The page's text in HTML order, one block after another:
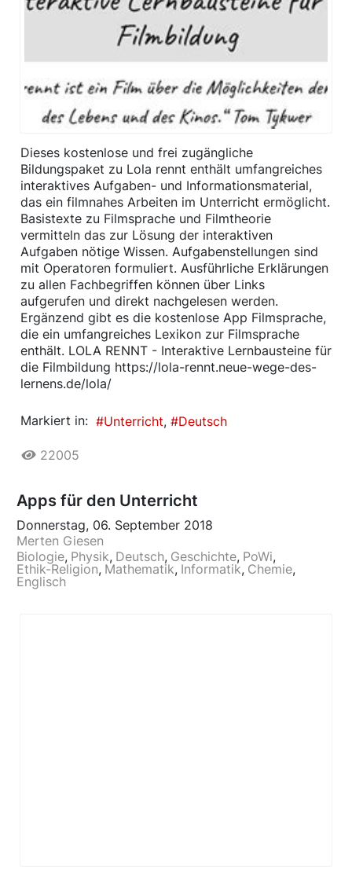
​Dieses kostenlose und frei zugängliche
Bildungspaket zu Lola rennt enthält umfangreiches
interaktives Aufgaben- und Informationsmaterial,
das ein filmnahes Arbeiten im Unterricht ermöglicht.
Basistexte zu Filmsprache und Filmtheorie
vermitteln das zur Lösung der interaktiven
Aufgaben nötige Wissen. Aufgabenstellungen sind
mit Operatoren formuliert. Ausführliche Erklärungen
zu allen Fachbegriffen können über Links
aufgerufen und direkt nachgelesen werden.
Ergänzend gibt es die kostenlose App Filmsprache,
die ein umfangreiches Lexikon zur Filmsprache
enthält. LOLA RENNT - Interaktive Lernbausteine für
die Filmbildung https://lola-rennt.neue-wege-des-
lernens.de/lola/
Markiert in: Unterricht Deutsch
22005
Apps für den Unterricht
Donnerstag, 06. September 2018
Merten Giesen
Biologie Physik Deutsch Geschichte PoWi
Ethik-Religion Mathematik Informatik Chemie
Englisch